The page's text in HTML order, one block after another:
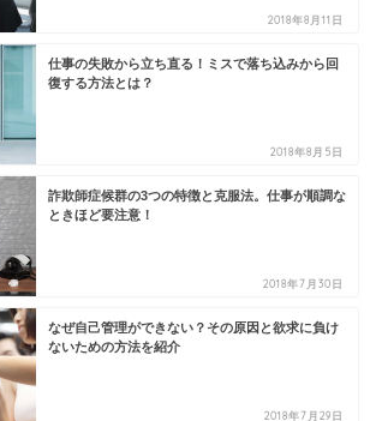
2018年8月11日
仕事の失敗から立ち直る！ミスで落ち込みから回
復する方法とは？
2018年8月5日
詐欺師症候群の3つの特徴と克服法。仕事が順調な
ときほど要注意！
2018年7月30日
なぜ自己管理ができない？その原因と欲求に負け
ないための方法を紹介
2018年7月29日